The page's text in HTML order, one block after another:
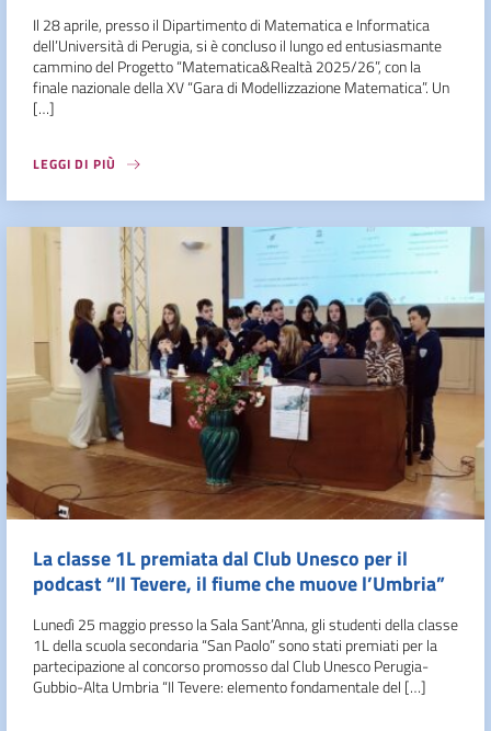
Il 28 aprile, presso il Dipartimento di Matematica e Informatica
dell’Università di Perugia, si è concluso il lungo ed entusiasmante
cammino del Progetto “Matematica&Realtà 2025/26”, con la
finale nazionale della XV “Gara di Modellizzazione Matematica”. Un
[…]
LEGGI DI PIÙ
La classe 1L premiata dal Club Unesco per il
podcast “Il Tevere, il fiume che muove l’Umbria”
Lunedì 25 maggio presso la Sala Sant’Anna, gli studenti della classe
1L della scuola secondaria “San Paolo” sono stati premiati per la
partecipazione al concorso promosso dal Club Unesco Perugia-
Gubbio-Alta Umbria “Il Tevere: elemento fondamentale del […]